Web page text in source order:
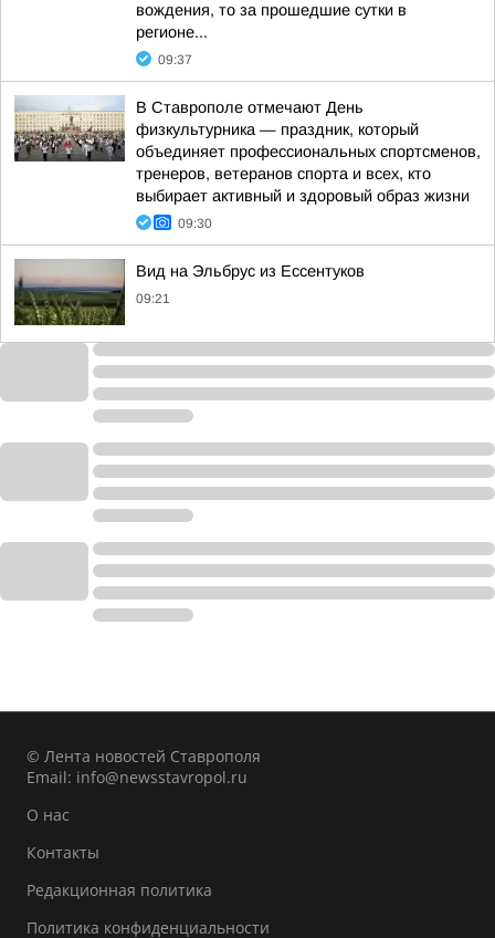
вождения, то за прошедшие сутки в
регионе...
09:37
В Ставрополе отмечают День
физкультурника — праздник, который
объединяет профессиональных спортсменов,
тренеров, ветеранов спорта и всех, кто
выбирает активный и здоровый образ жизни
09:30
Вид на Эльбрус из Ессентуков
09:21
© Лента новостей Ставрополя
Email: info@newsstavropol.ru
О нас
Контакты
Редакционная политика
Политика конфиденциальности